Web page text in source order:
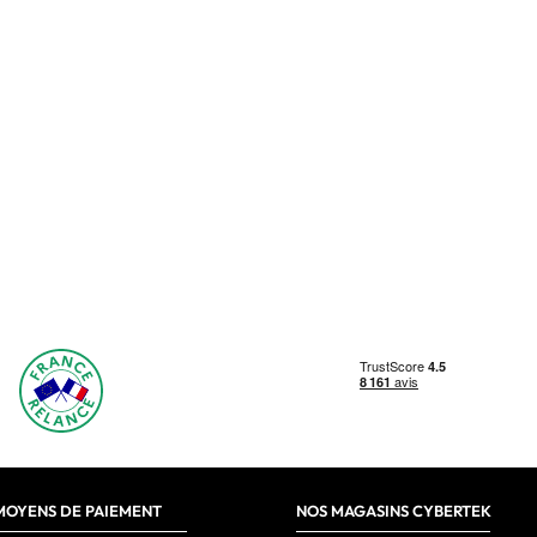
DE PAIEMENT NOS MAGASINS CYBERTEK